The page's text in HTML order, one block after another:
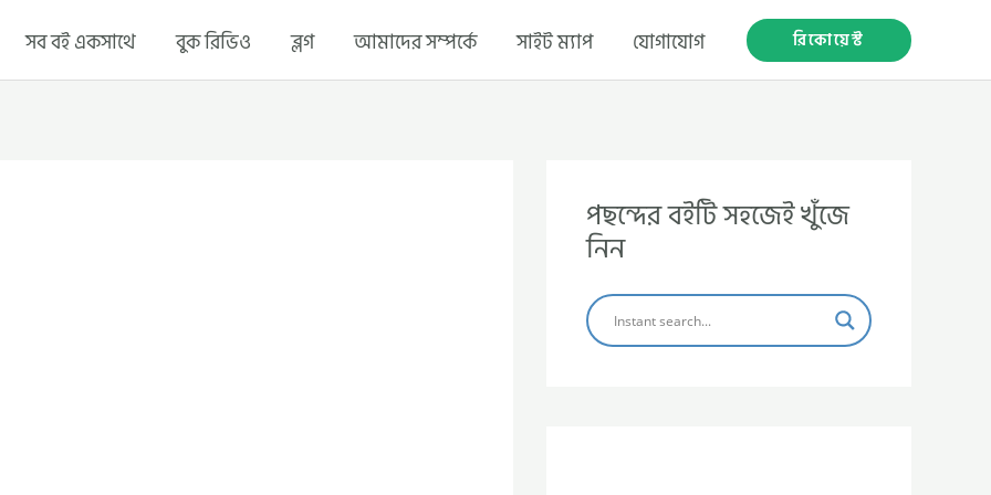
সব বই একসাথে বুক রিভিও ব্লগ আমাদের সম্পর্কে সাইট ম্যাপ যোগাযোগ রিকোয়েস্ট
পছন্দের বইটি সহজেই খুঁজে
নিন